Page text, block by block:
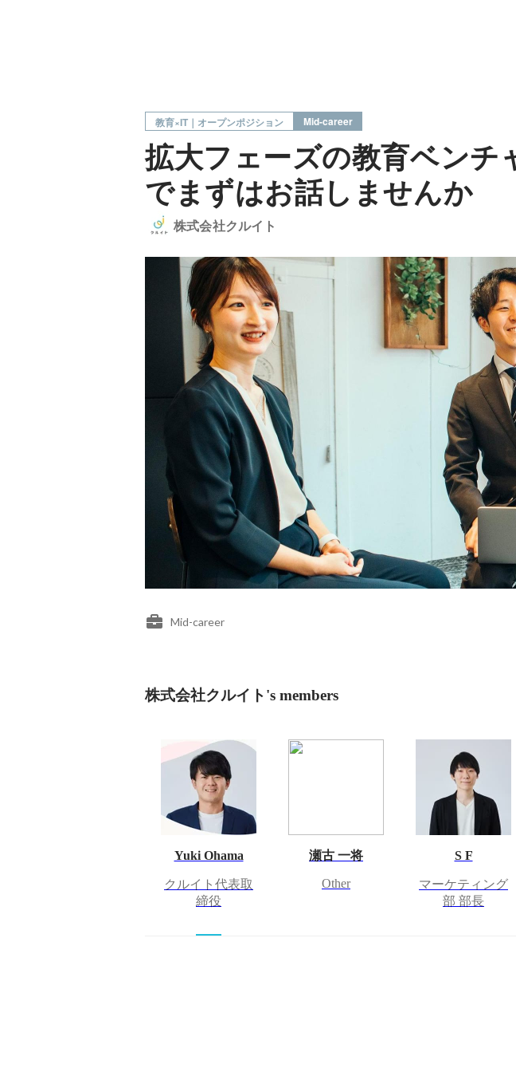
教育×IT｜オープンポジション Mid-career
拡大フェーズの教育ベン
でまずはお話しませんか
株式会社クルイト
Mid-career
株式会社クルイト's members
Yuki Ohama
クルイト代表取
締役
瀬古 一将
Other
S F
マーケティング
部 部長